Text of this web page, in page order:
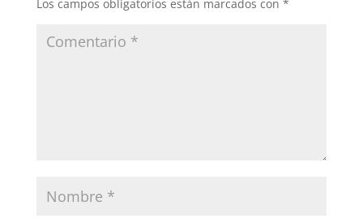
Los campos obligatorios están marcados con *